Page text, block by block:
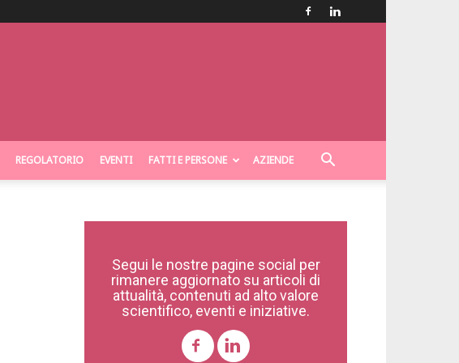
REGOLATORIO EVENTI FATTI E PERSONE AZIENDE
Segui le nostre pagine social per
rimanere aggiornato su articoli di
attualità, contenuti ad alto valore
scientifico, eventi e iniziative.